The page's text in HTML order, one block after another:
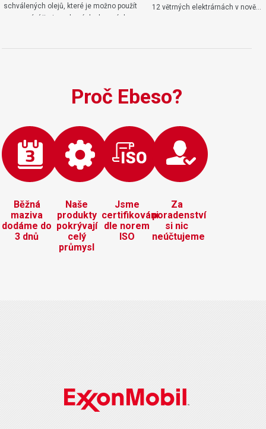
schválených olejů, které je možno použít
pro mazání jimi vyrobených plynových
12 větrných elektrárnách v nově…
Proč Ebeso?
Běžná
maziva
dodáme do
3 dnů
Naše
produkty
pokrývají
celý
průmysl
Jsme
certifikováni
dle norem
ISO
Za
poradenství
si nic
neúčtujeme